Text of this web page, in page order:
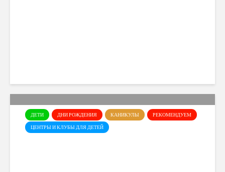
ДЕТИ ДНИ РОЖДЕНИЯ КАНИКУЛЫ
РЕКОМЕНДУЕМ
ЦЕНТРЫ И КЛУБЫ ДЛЯ ДЕТЕЙ